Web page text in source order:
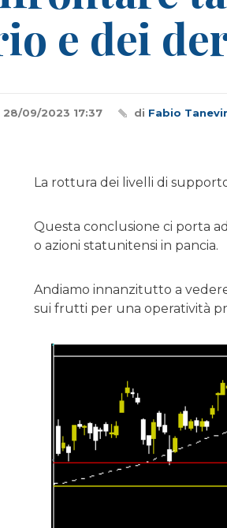
e dei
28/09/2023 17:37 di Fabio
La rottura dei livelli di
Questa conclusione ci porta
o azioni statunitensi in pancia.
Andiamo innanzitutto a
sui frutti per una operatività